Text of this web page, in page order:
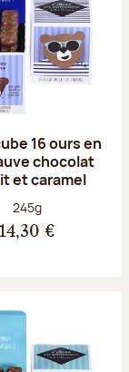
16 ours en
chocolat
et caramel
Poids net :
245g
14,30 €